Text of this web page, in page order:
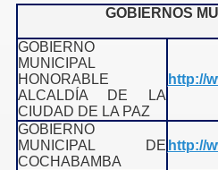
GOBIERNOS
GOBIERNO
MUNICIPAL
HONORABLE
ALCALDÍA DE LA
CIUDAD DE LA PAZ
http://
GOBIERNO
MUNICIPAL DE
COCHABAMBA
http://